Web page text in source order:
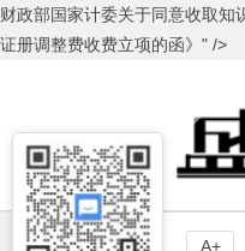
财政部国家计委关于同意收取
证册调整费收费立项的函》" />
A+